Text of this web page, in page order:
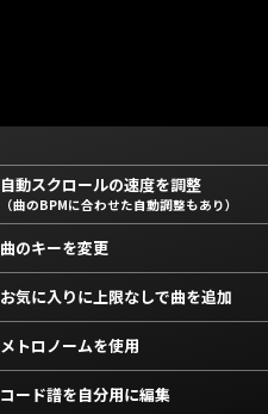
自動スクロールの速度を調整
（曲のBPMに合わせた自動調整もあり）
曲のキーを変更
お気に入りに上限なしで曲を追加
メトロノームを使用
コード譜を自分用に編集